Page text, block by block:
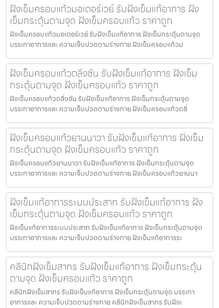
ฝังเข็มครอบแก้วมอเตอร์เวย์ รับฝังเข็มแก้อาการ ฝัง
เข็มกระตุ้นตามจุด ฝังเข็มครอบแก้ว ราคาถูก
ฝังเข็มครอบแก้วมอเตอร์เวย์ รับฝังเข็มแก้อาการ ฝังเข็มกระตุ้นตามจุด
บรรเทาอาการและ ความเจ็บปวดตามร่างกาย ฝังเข็มครอบแก้วม
ฝังเข็มครอบแก้วตลิ่งชัน รับฝังเข็มแก้อาการ ฝังเข็ม
กระตุ้นตามจุด ฝังเข็มครอบแก้ว ราคาถูก
ฝังเข็มครอบแก้วตลิ่งชัน รับฝังเข็มแก้อาการ ฝังเข็มกระตุ้นตามจุด
บรรเทาอาการและ ความเจ็บปวดตามร่างกาย ฝังเข็มครอบแก้วตลิ่
ฝังเข็มครอบแก้วยานนาวา รับฝังเข็มแก้อาการ ฝังเข็ม
กระตุ้นตามจุด ฝังเข็มครอบแก้ว ราคาถูก
ฝังเข็มครอบแก้วยานนาวา รับฝังเข็มแก้อาการ ฝังเข็มกระตุ้นตามจุด
บรรเทาอาการและ ความเจ็บปวดตามร่างกาย ฝังเข็มครอบแก้วยานนา
ฝังเข็มแก้อาการระบบประสาท รับฝังเข็มแก้อาการ ฝัง
เข็มกระตุ้นตามจุด ฝังเข็มครอบแก้ว ราคาถูก
ฝังเข็มแก้อาการระบบประสาท รับฝังเข็มแก้อาการ ฝังเข็มกระตุ้นตามจุด
บรรเทาอาการและ ความเจ็บปวดตามร่างกาย ฝังเข็มแก้อาการระ
คลีนิกฝังเข็มสาทร รับฝังเข็มแก้อาการ ฝังเข็มกระตุ้น
ตามจุด ฝังเข็มครอบแก้ว ราคาถูก
คลีนิกฝังเข็มสาทร รับฝังเข็มแก้อาการ ฝังเข็มกระตุ้นตามจุด บรรเทา
อาการและ ความเจ็บปวดตามร่างกาย คลีนิกฝังเข็มสาทร รับฝังเ